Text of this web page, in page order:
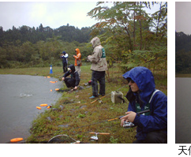
天